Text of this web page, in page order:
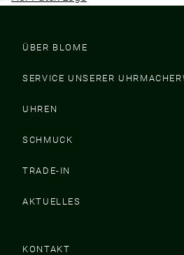
ÜBER BLOME
SERVICE UNSERER
UHREN
SCHMUCK
TRADE-IN
AKTUELLES
KONTAKT